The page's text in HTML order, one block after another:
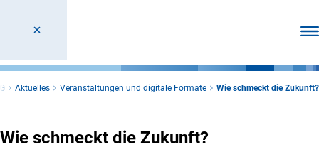
Aktuelles Veranstaltungen und digitale Formate Wie schmeckt die Zukunft?
Wie schmeckt die Zukunft?